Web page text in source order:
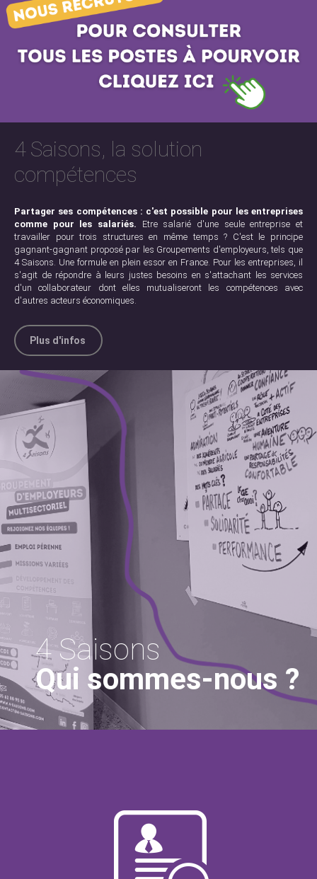
4 Saisons, la solution
compétences
Partager ses compétences : c'est possible pour les entreprises
comme pour les salariés. Etre salarié d'une seule entreprise et
travailler pour trois structures en même temps ? C'est le principe
gagnant-gagnant proposé par les Groupements d'employeurs, tels que
4 Saisons. Une formule en plein essor en France. Pour les entreprises, il
s'agit de répondre à leurs justes besoins en s'attachant les services
d'un collaborateur dont elles mutualiseront les compétences avec
d'autres acteurs économiques.
Plus d'infos
4 Saisons
Qui sommes-nous ?